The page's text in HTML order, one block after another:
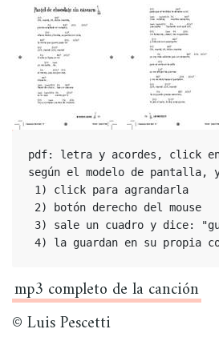
pdf: letra y acordes, click en
según el modelo de pantalla,
1) click para agrandarla
2) botón derecho del mouse
3) sale un cuadro y dice:
4) la guardan en su propia
mp3 completo de la canción
© Luis Pescetti